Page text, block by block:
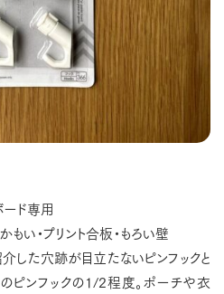
ド専用
い・プリント合板・もろい壁
した穴跡が目立たないピンフックと
ピンフックの1/2程度。ポーチや衣